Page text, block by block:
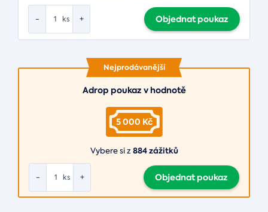
- +
ks Objednat poukaz
Nejprodávanější
Adrop poukaz v hodnotě
5 000 Kč
Vybere si z884 zážitků
- +
ks Objednat poukaz